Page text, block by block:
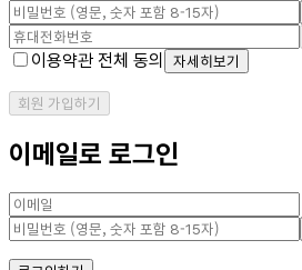
이용약관 전체 동의 자세히보기
회원 가입하기
이메일로 로그인